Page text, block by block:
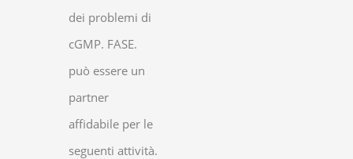
dei problemi di
cGMP. FASE.
può essere un
partner
affidabile per le
seguenti attività.